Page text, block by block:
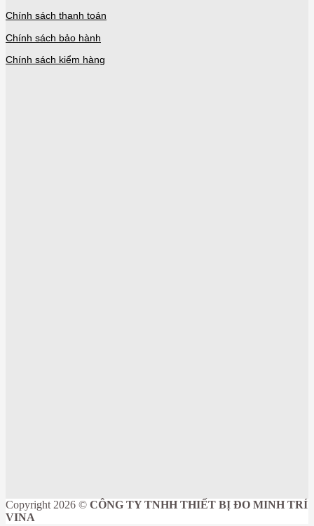
Chính sách thanh toán
Chính sách bảo hành
Chính sách kiểm hàng
Copyright 2026 © CÔNG TY TNHH THIẾT BỊ ĐO MINH TRÍ
VINA